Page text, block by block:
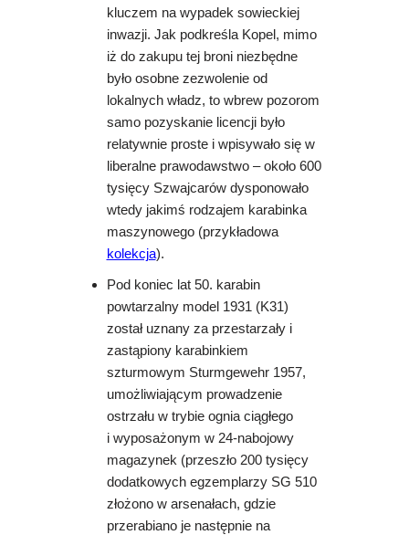
kluczem na wypadek sowieckiej
inwazji. Jak podkreśla Kopel, mimo
iż do zakupu tej broni niezbędne
było osobne zezwolenie od
lokalnych władz, to wbrew pozorom
samo pozyskanie licencji było
relatywnie proste i wpisywało się w
liberalne prawodawstwo – około 600
tysięcy Szwajcarów dysponowało
wtedy jakimś rodzajem karabinka
maszynowego (przykładowa
kolekcja).
Pod koniec lat 50. karabin
powtarzalny model 1931 (K31)
został uznany za przestarzały i
zastąpiony karabinkiem
szturmowym Sturmgewehr 1957,
umożliwiającym prowadzenie
ostrzału w trybie ognia ciągłego
i wyposażonym w 24-nabojowy
magazynek (przeszło 200 tysięcy
dodatkowych egzemplarzy SG 510
złożono w arsenałach, gdzie
przerabiano je następnie na